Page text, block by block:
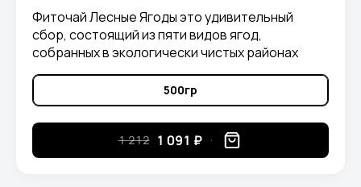
Фиточай Лесные Ягоды это удивительный
сбор, состоящий из пяти видов ягод,
собранных в экологически чистых районах
Крыма: можжевельник, боярышник, бузина,
красная рябина и шиповник
500гр
1 212 1 091 ₽